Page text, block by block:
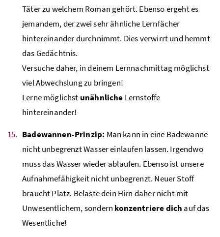
Täter zu welchem Roman gehört. Ebenso ergeht es
jemandem, der zwei sehr ähnliche Lernfächer
hintereinander durchnimmt. Dies verwirrt und hemmt
das Gedächtnis.
Versuche daher, in deinem Lernnachmittag möglichst
viel Abwechslung zu bringen!
Lerne möglichst unähnliche Lernstoffe
hintereinander!
Badewannen-Prinzip: Man kann in eine Badewanne
nicht unbegrenzt Wasser einlaufen lassen. Irgendwo
muss das Wasser wieder ablaufen. Ebenso ist unsere
Aufnahmefähigkeit nicht unbegrenzt. Neuer Stoff
braucht Platz. Belaste dein Hirn daher nicht mit
Unwesentlichem, sondern konzentriere dich auf das
Wesentliche!